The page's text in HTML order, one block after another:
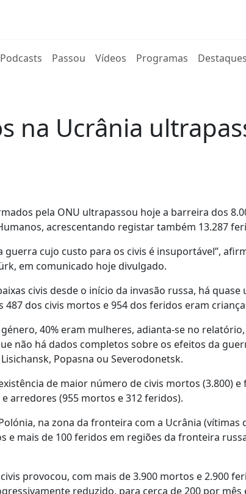
Podcasts Passou Vídeos Programas Destaques
na Ucrânia
pela ONU ultrapassou hoje a barreira dos
acrescentando registar também 13.287
guerra cujo custo para os civis é insuportável”,
em comunicado hoje divulgado.
civis desde o início da invasão russa, há
dos civis mortos e 954 dos feridos eram
40% eram mulheres, adianta-se no
não há dados completos sobre os efeitos da
Popasna ou Severodonetsk.
de maior número de civis mortos (3.800) e
arredores (955 mortos e 312 feridos).
na zona da fronteira com a Ucrânia (vítimas
e mais de 100 feridos em regiões da fronteira
provocou, com mais de 3.900 mortos e 2.900
reduzido, para cerca de 200 por